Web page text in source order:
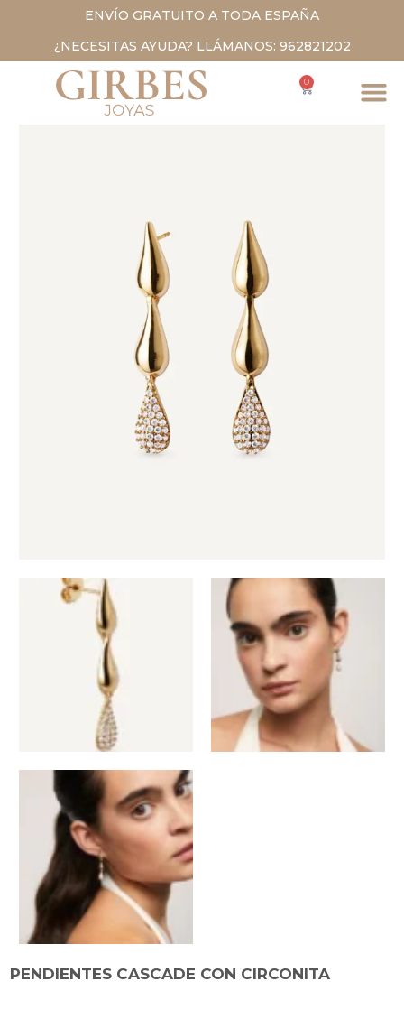
ENVÍO GRATUITO A TODA ESPAÑA
¿NECESITAS AYUDA? LLÁMANOS: 962821202
0
PENDIENTES CASCADE CON CIRCONITA